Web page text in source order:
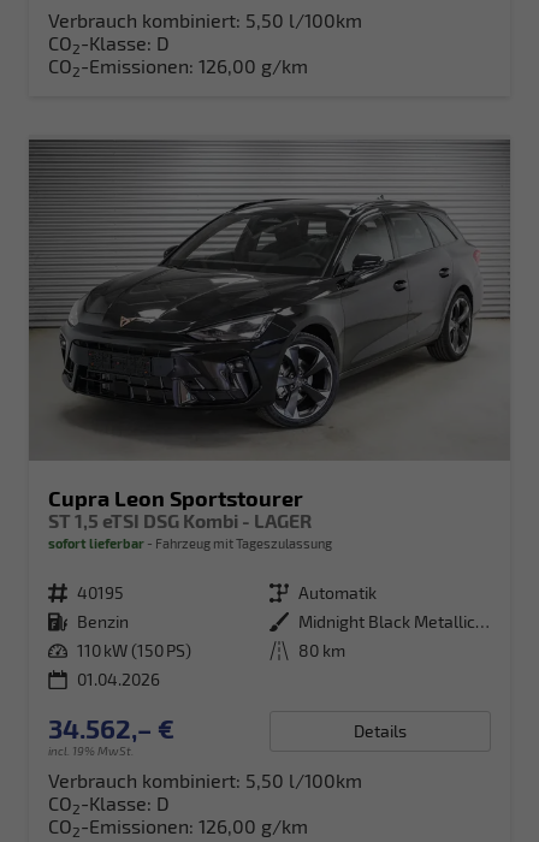
Verbrauch kombiniert: 5,50 l/100km
CO2-Klasse: D
CO2-Emissionen: 126,00 g/km
Cupra Leon Sportstourer
ST 1,5 eTSI DSG Kombi - LAGER
sofort lieferbar Fahrzeug mit Tageszulassung
Fahrzeugnr. 40195 Getriebe Automatik
Kraftstoff Benzin Außenfarbe
Midnight Black Metallic (0E)
Leistung 110 kW (150 PS) Kilometerstand 80 km
01.04.2026
34.562,– €
incl. 19% MwSt.
Details
Verbrauch kombiniert: 5,50 l/100km
CO2-Klasse: D
CO2-Emissionen: 126,00 g/km